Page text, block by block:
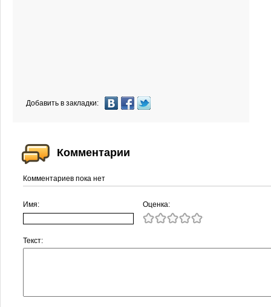
Добавить в закладки:
Комментарии
Комментариев пока нет
Имя: Оценка:
Текст: